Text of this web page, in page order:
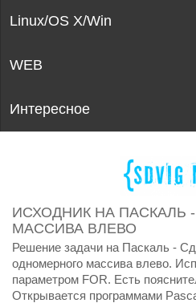
Linux/OS X/Win
WEB
Интересное
ИСХОДНИК НА ПАСКАЛЬ
МАССИВА ВЛЕВО
Решение задачи на Паскаль -
одномерного массива влево.
параметром FOR. Есть
Открывается программами